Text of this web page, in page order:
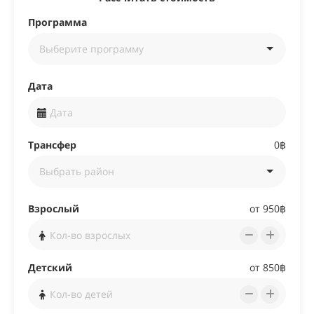
Программа
Дата
Трансфер 0฿
Взрослый от 950฿
Детский от 850฿